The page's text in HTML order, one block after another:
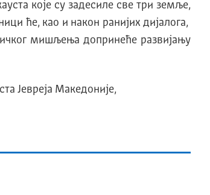
које су задесиле све три земље,
ће, као и након ранијих дијалога,
мишљења допринеће развијању
Јевреја Македоније,